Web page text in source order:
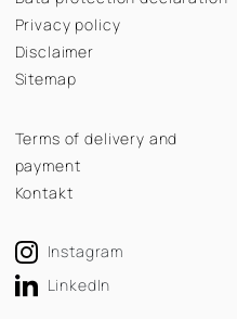
Privacy policy
Disclaimer
Sitemap
Terms of delivery and
payment
Kontakt
Instagram
LinkedIn